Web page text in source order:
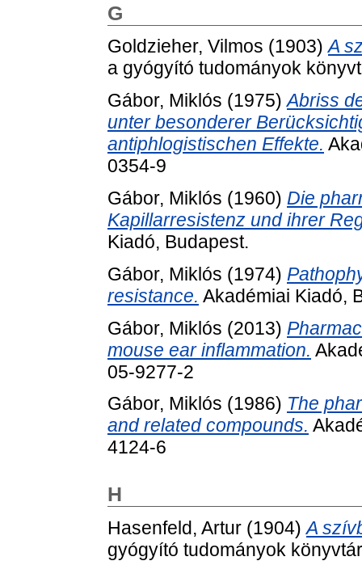
G
Goldzieher, Vilmos (1903)A
a gyógyító tudományok
Gábor, Miklós (1975)Abriss
unter besonderer
antiphlogistischen Effekte.
0354-9
Gábor, Miklós (1960) Die
Kapillarresistenz und ihrer
Kiadó, Budapest.
Gábor, Miklós (1974)
resistance. Akadémiai Kiadó,
Gábor, Miklós (2013)
mouse ear inflammation.
05-9277-2
Gábor, Miklós (1986) The
and related compounds.
4124-6
H
Hasenfeld, Artur (1904)A
gyógyító tudományok